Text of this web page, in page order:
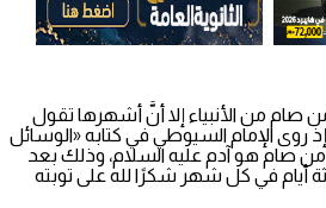
صام من الأنبياء إلا أنَّ أشهرها تقول
إذ روى الإمام السيوطي في كتابه «الوسائل
من صام هو آدم عليه السلام، وذلك بعد
أيام في كل شهر شكرًا لله على توبته